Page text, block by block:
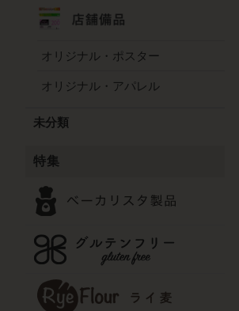
オリジナル・ポスター
オリジナル・アパレル
未分類
特集